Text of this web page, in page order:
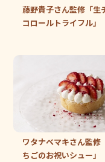
藤野貴子さん監修「生
コロールトライフル」
ワタナベマキさん監修
ちごのお祝いシュー」